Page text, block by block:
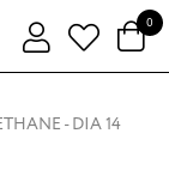
0
- DIA 14